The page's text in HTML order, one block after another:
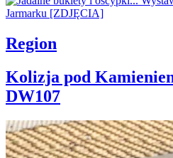
Region
Kolizja pod
DW107